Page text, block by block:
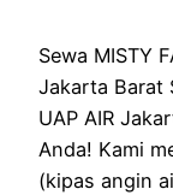
Sewa MISTY
Jakarta Barat
UAP AIR
Anda! Kami
(kipas angin